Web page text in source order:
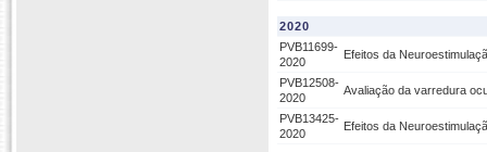
2020
PVB11699-
2020
Efeitos da
PVB12508-
2020
Avaliação da varredura
PVB13425-
2020
Efeitos da